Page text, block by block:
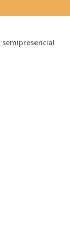
semipresencial